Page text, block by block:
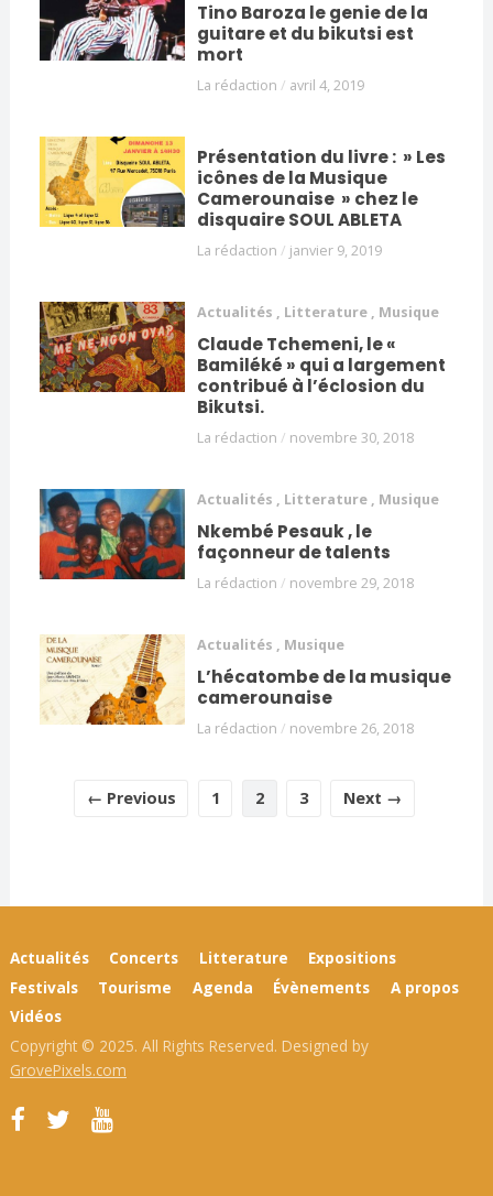
Tino Baroza le genie de la
guitare et du bikutsi est
mort
La rédaction / avril 4, 2019
Présentation du livre : » Les
icônes de la Musique
Camerounaise » chez le
disquaire SOUL ABLETA
La rédaction / janvier 9, 2019
Actualités , Litterature , Musique
Claude Tchemeni, le «
Bamiléké » qui a largement
contribué à l’éclosion du
Bikutsi.
La rédaction / novembre 30, 2018
Actualités , Litterature , Musique
Nkembé Pesauk , le
façonneur de talents
La rédaction / novembre 29, 2018
Actualités , Musique
L’hécatombe de la musique
camerounaise
La rédaction / novembre 26, 2018
← Previous 1 2 3 Next →
Actualités Concerts Litterature
Expositions
Festivals
Tourisme Agenda Évènements
A propos
Vidéos
Copyright © 2025. All Rights Reserved. Designed by
GrovePixels.com